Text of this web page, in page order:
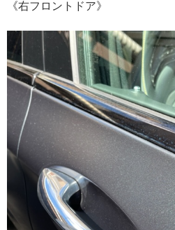
《右フロントドア》